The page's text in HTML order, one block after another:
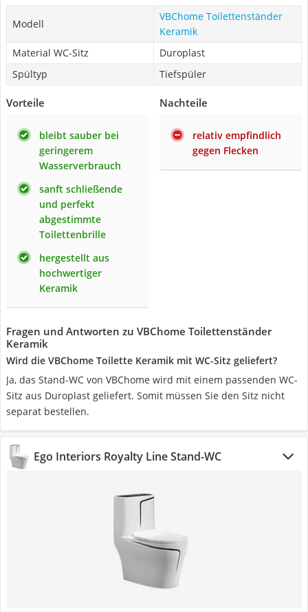
Modell
VBChome Toilettenständer
Keramik
Material WC-Sitz
Duroplast
Spültyp
Tiefspüler
Vorteile
bleibt sauber bei
geringerem
Wasserverbrauch
sanft schließende
und perfekt
abgestimmte
Toilettenbrille
hergestellt aus
hochwertiger
Keramik
Nachteile
relativ empfindlich
gegen Flecken
Fragen und Antworten zu VBChome Toilettenständer
Keramik
Wird die VBChome Toilette Keramik mit WC-Sitz geliefert?
Ja, das Stand-WC von VBChome wird mit einem passenden WC-
Sitz aus Duroplast geliefert. Somit müssen Sie den Sitz nicht
separat bestellen.
Ego Interiors Royalty Line Stand-WC